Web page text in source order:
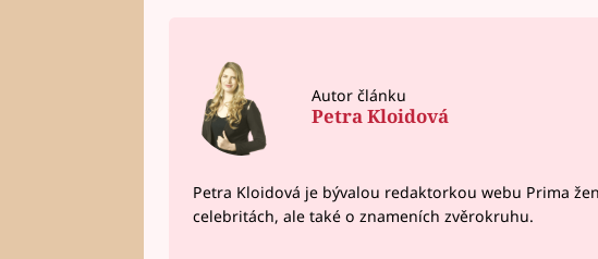
Autor článku
Petra Kloidová
Petra Kloidová je bývalou redaktorkou webu Prima
celebritách, ale také o znameních zvěrokruhu.